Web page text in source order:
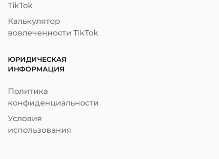
TikTok
Калькулятор
вовлеченности TikTok
ЮРИДИЧЕСКАЯ
ИНФОРМАЦИЯ
Политика
конфиденциальности
Условия
использования